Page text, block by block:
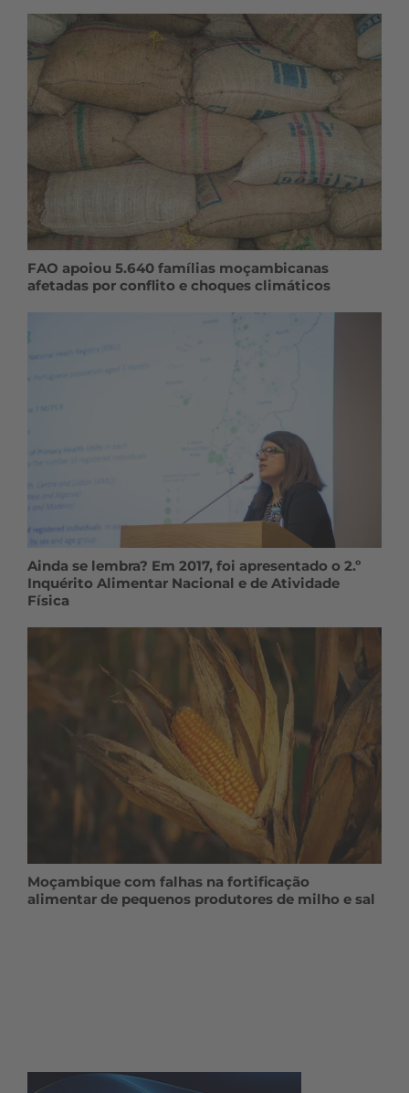
FAO apoiou 5.640 famílias moçambicanas
afetadas por conflito e choques climáticos
Ainda se lembra? Em 2017, foi apresentado o 2.º
Inquérito Alimentar Nacional e de Atividade
Física
Moçambique com falhas na fortificação
alimentar de pequenos produtores de milho e sal